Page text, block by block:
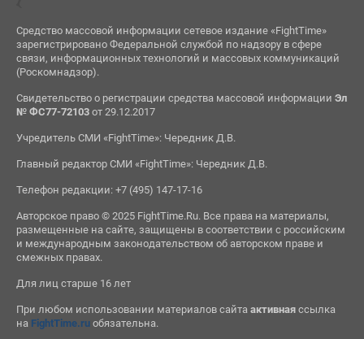
Средство массовой информации сетевое издание «FightTime»
зарегистрировано Федеральной службой по надзору в сфере
связи, информационных технологий и массовых коммуникаций
(Роскомнадзор).
Свидетельство о регистрации средства массовой информации Эл
№ ФС77-72103от 29.12.2017
Учредитель СМИ «FightTime»: Чередник Д.В.
Главный редактор СМИ «FightTime»: Чередник Д.В.
Телефон редакции: +7 (495) 147-17-16
Авторское право © 2025 FightTime.Ru. Все права на материалы,
размещенные на сайте, защищены в соответствии с российским
и международным законодательством об авторском праве и
смежных правах.
Для лиц старше 16 лет
При любом использовании материалов сайта активнаяссылка
на FightTime.ruобязательна.